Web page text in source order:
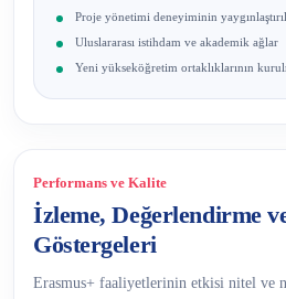
Proje yönetimi deneyiminin
Uluslararası istihdam ve akademik ağlar
Yeni yükseköğretim ortaklıklarının
Performans ve Kalite
İzleme, Değerlendirme
Göstergeleri
Erasmus+ faaliyetlerinin etkisi nitel ve